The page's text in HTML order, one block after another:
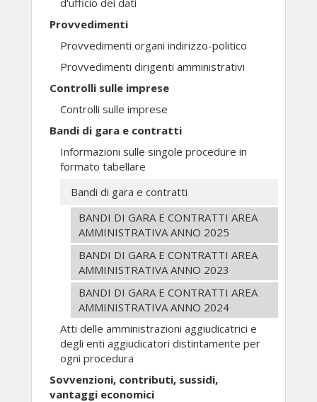
d'ufficio dei dati
Provvedimenti
Provvedimenti organi indirizzo-politico
Provvedimenti dirigenti amministrativi
Controlli sulle imprese
Controlli sulle imprese
Bandi di gara e contratti
Informazioni sulle singole procedure in
formato tabellare
Bandi di gara e contratti
BANDI DI GARA E CONTRATTI AREA
AMMINISTRATIVA ANNO 2025
BANDI DI GARA E CONTRATTI AREA
AMMINISTRATIVA ANNO 2023
BANDI DI GARA E CONTRATTI AREA
AMMINISTRATIVA ANNO 2024
Atti delle amministrazioni aggiudicatrici e
degli enti aggiudicatori distintamente per
ogni procedura
Sovvenzioni, contributi, sussidi,
vantaggi economici